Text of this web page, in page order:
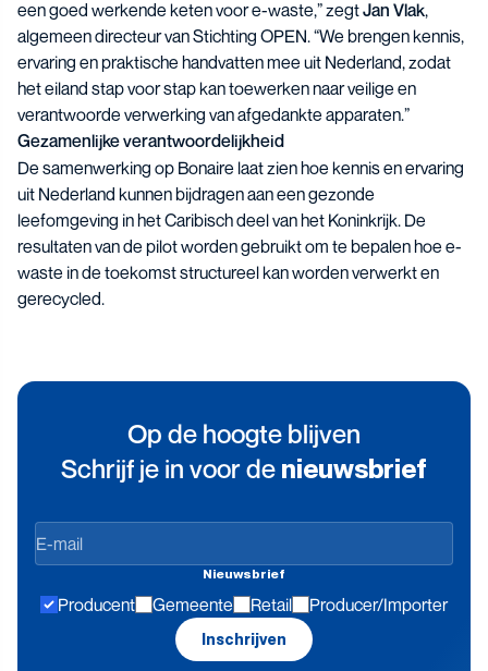
een goed werkende keten voor e-waste,” zegtJan Vlak,
algemeen directeur van Stichting OPEN. “We brengen kennis,
ervaring en praktische handvatten mee uit Nederland, zodat
het eiland stap voor stap kan toewerken naar veilige en
verantwoorde verwerking van afgedankte apparaten.”
Gezamenlijke verantwoordelijkheid
De samenwerking op Bonaire laat zien hoe kennis en ervaring
uit Nederland kunnen bijdragen aan een gezonde
leefomgeving in het Caribisch deel van het Koninkrijk. De
resultaten van de pilot worden gebruikt om te bepalen hoe e-
waste in de toekomst structureel kan worden verwerkt en
gerecycled.
Op de hoogte blijven
Schrijf je in voor de nieuwsbrief
Op
de
blijven
Nieuwsbrief
Producent Gemeente Retail Producer/Importer
Inschrijven